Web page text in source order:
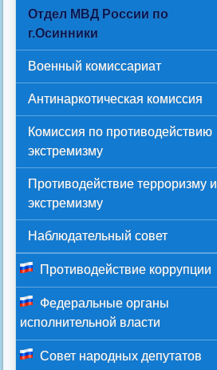
Отдел МВД России по
г.Осинники
Военный комиссариат
Антинаркотическая комиссия
Комиссия по противодействию
экстремизму
Противодействие терроризму и
экстремизму
Наблюдательный совет
Противодействие коррупции
Федеральные органы
исполнительной власти
Совет народных депутатов